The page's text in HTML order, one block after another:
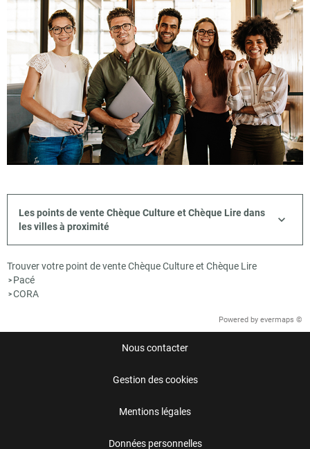
Les points de vente Chèque Culture et Chèque Lire dans
les villes à proximité
Trouver votre point de vente Chèque Culture et Chèque Lire
> Pacé
>CORA
Powered by evermaps ©
Nous contacter
Gestion des cookies
Mentions légales
Données personnelles